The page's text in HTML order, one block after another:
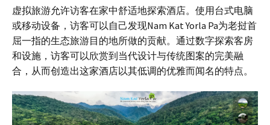
虚拟旅游允许访客在家中舒适地探索酒店。使用台式电脑
或移动设备，访客可以自己发现Nam Kat Yorla Pa为老挝首
屈一指的生态旅游目的地所做的贡献。通过数字探索客房
和设施，访客可以欣赏到当代设计与传统图案的完美融
合，从而创造出这家酒店以其低调的优雅而闻名的特点。